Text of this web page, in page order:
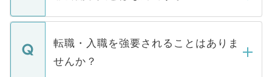
ます。通常、5営業日以内にはご連絡をせて
いただきますので、しばらくお待ちくださ
い。
マイナビDOCTORで取り扱っている求人の
うち約3割は、Webサイトからご覧いただ
けない「非公開求人」です。非公開求人は
下記の理由によって、一般には公開してい
転職・入職を強要されることはありま
せんか？